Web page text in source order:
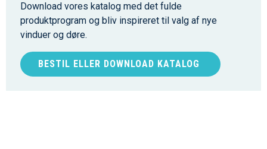
Download vores katalog med det fulde
produktprogram og bliv inspireret til valg af nye
vinduer og døre.
BESTIL ELLER DOWNLOAD KATALOG